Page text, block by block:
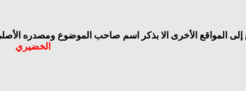
إلى المواقع الأخرى الا بذكر اسم صاحب الموضوع ومصدره
الخضيري